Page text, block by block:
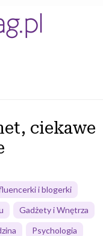
ciekawe
i blogerki
Gadżety i Wnętrza
Psychologia